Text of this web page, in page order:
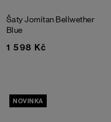
Šaty Jomitan Bellwether
Blue
1 598 Kč
NOVINKA